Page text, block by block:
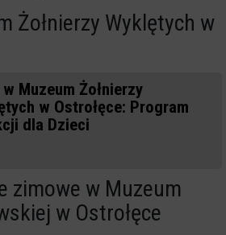
Żołnierzy Wyklętych w
Muzeum Żołnierzy
w Ostrołęce: Program
dla Dzieci
zimowe w Muzeum
w Ostrołęce